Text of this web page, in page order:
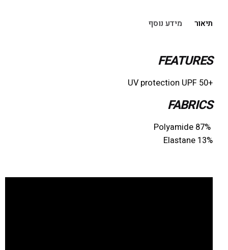
תיאור מידע נוסף
FEATURES
+UV protection UPF 50
FABRICS
Elastane 13%